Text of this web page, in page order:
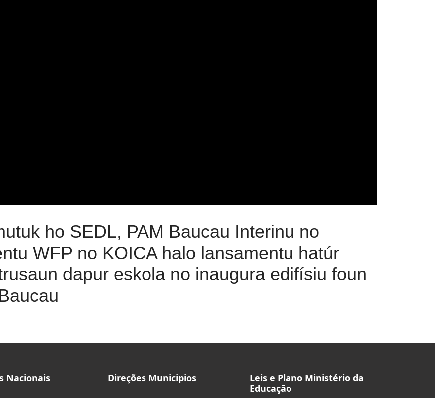
ho SEDL, PAM Baucau Interinu no
WFP no KOICA halo lansamentu hatúr
dapur eskola no inaugura edifísiu foun
Nacionais Direções Municipios
Leis e Plano Ministério da
Educação